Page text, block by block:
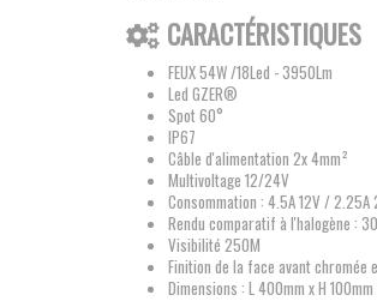
CARACTÉRISTIQUES
FEUX 54W /18Led - 3950Lm
Led GZER®
Spot 60°
IP67
Câble d'alimentation 2x 4mm²
Multivoltage 12/24V
Consommation : 4.5A 12V / 2.25A
Rendu comparatif à l'halogène :
Visibilité 250M
Finition de la face avant chromée
Dimensions : L 400mm x H